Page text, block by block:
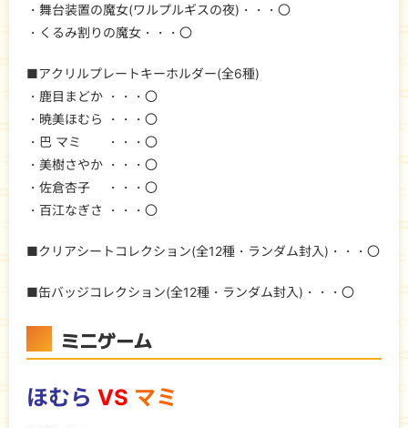
・舞台装置の魔女(ワルプルギスの夜)・・・〇
・くるみ割りの魔女・・・〇
■アクリルプレートキーホルダー(全6種)
・鹿目まどか ・・・〇
・暁美ほむら ・・・〇
・巴 マミ ・・・〇
・美樹さやか ・・・〇
・佐倉杏子 ・・・〇
・百江なぎさ ・・・〇
■クリアシートコレクション(全12種・ランダム封入)・・・〇
■缶バッジコレクション(全12種・ランダム封入)・・・〇
ミニゲーム
ほむら VS マミ